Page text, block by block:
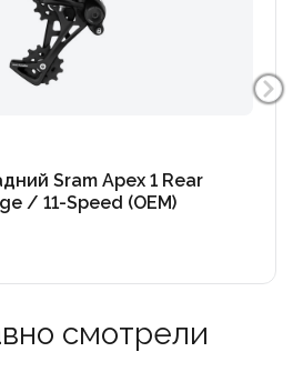
Sram Apex 1 Rear
/ 11-Speed (OEM)
смотрели